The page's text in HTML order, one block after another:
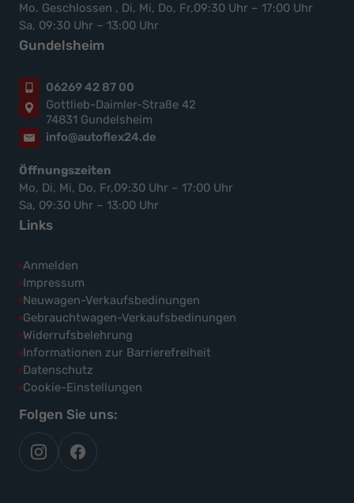
Mo. Geschlossen , Di, Mi, Do, Fr,09:30 Uhr – 17:00 Uhr
Sa, 09:30 Uhr – 13:00 Uhr
Gundelsheim
06269 42 87 00
Gottlieb-Daimler-Straße 42
74831 Gundelsheim
info@autoflex24.de
Öffnungszeiten
Mo, Di, Mi, Do, Fr,09:30 Uhr – 17:00 Uhr
Sa, 09:30 Uhr – 13:00 Uhr
Links
Anmelden
Impressum
Neuwagen-Verkaufsbedinungen
Gebrauchtwagen-Verkaufsbedinungen
Widerrufsbelehrung
Informationen zur Barrierefreiheit
Datenschutz
Cookie-Einstellungen
Folgen Sie uns:
autoflex
auf
autoflex24
auf